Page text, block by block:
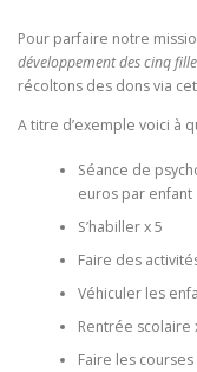
Pour parfaire notre
développement des cinq
récoltons des dons via
A titre d’exemple voici à
Séance de
euros par enfant
S’habiller x 5
Faire des
Véhiculer les
Rentrée scolaire
Faire les